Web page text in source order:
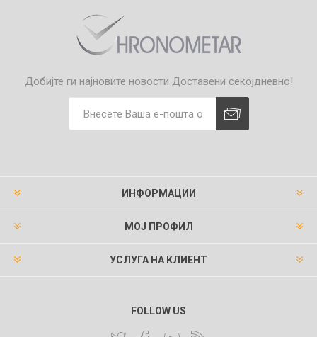
Добијте ги најновите новости Доставени секојдневно!
ИНФОРМАЦИИ
МОЈ ПРОФИЛ
УСЛУГА НА КЛИЕНТ
FOLLOW US